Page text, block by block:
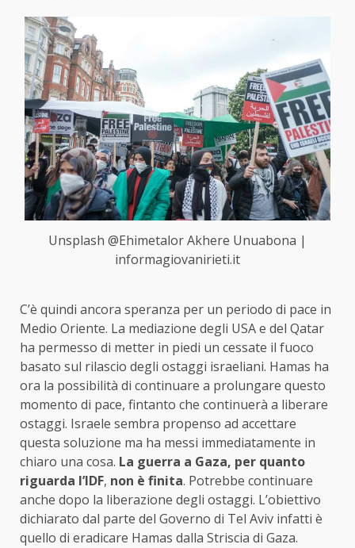
Unsplash @Ehimetalor Akhere Unuabona |
informagiovanirieti.it
C’è quindi ancora speranza per un periodo di pace in
Medio Oriente. La mediazione degli USA e del Qatar
ha permesso di metter in piedi un cessate il fuoco
basato sul rilascio degli ostaggi israeliani. Hamas ha
ora la possibilità di continuare a prolungare questo
momento di pace, fintanto che continuerà a liberare
ostaggi. Israele sembra propenso ad accettare
questa soluzione ma ha messi immediatamente in
chiaro una cosa. La guerra a Gaza, per quanto
riguarda l’IDF, non è finita. Potrebbe continuare
anche dopo la liberazione degli ostaggi. L’obiettivo
dichiarato dal parte del Governo di Tel Aviv infatti è
quello di eradicare Hamas dalla Striscia di Gaza.